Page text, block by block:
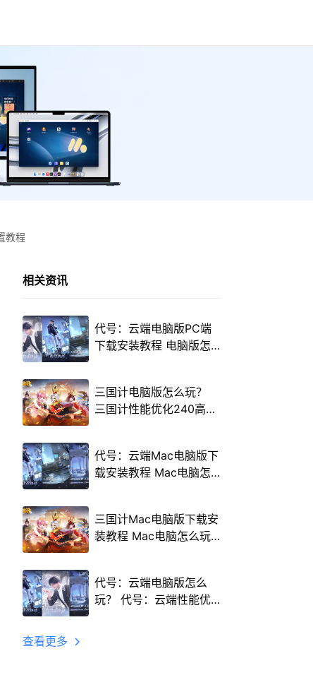
教程
相关资讯
代号：云端电脑版PC端
下载安装教程 电脑版怎
三国计电脑版怎么玩？
三国计性能优化240高帧
代号：云端Mac电脑版下
载安装教程 Mac电脑怎
三国计Mac电脑版下载安
装教程 Mac电脑怎么玩
代号：云端电脑版怎么
玩？ 代号：云端性能优
查看更多